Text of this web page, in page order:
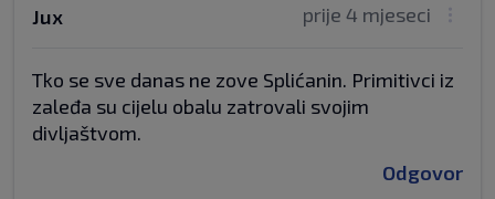
prije 4 mjeseci
Jux
Tko se sve danas ne zove Splićanin. Primitivci iz
zaleđa su cijelu obalu zatrovali svojim
divljaštvom.
Odgovor